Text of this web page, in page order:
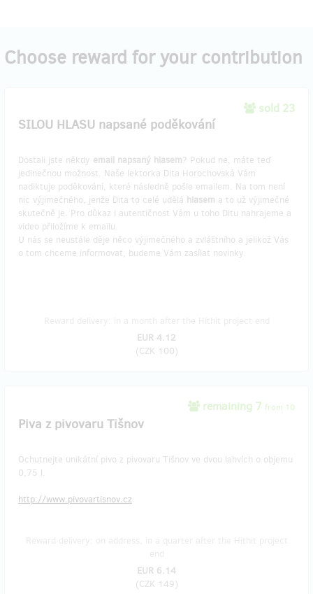
Choose reward for your contribution
sold 23
SILOU HLASU napsané poděkování
Dostali jste někdy email napsaný hlasem? Pokud ne, máte teď
jedinečnou možnost. Naše lektorka Dita Horochovská Vám
nadiktuje poděkování, které následně pošle emailem. Na tom není
nic výjimečného, jenže Dita to celé udělá hlasem a to už výjimečné
skutečně je. Pro důkaz i autentičnost Vám u toho Ditu nahrajeme a
video přiložíme k emailu.
U nás se neustále děje něco výjimečného a zvláštního a jelikož Vás
o tom chceme informovat, budeme Vám zasílat novinky.
EUR 4.12
(CZK 100)
remaining 7 from 10
Piva z pivovaru Tišnov
Ochutnejte unikátní pivo z pivovaru Tišnov ve dvou lahvích o objemu
0,75 l.
http://www.pivovartisnov.cz
EUR 6.14
(CZK 149)